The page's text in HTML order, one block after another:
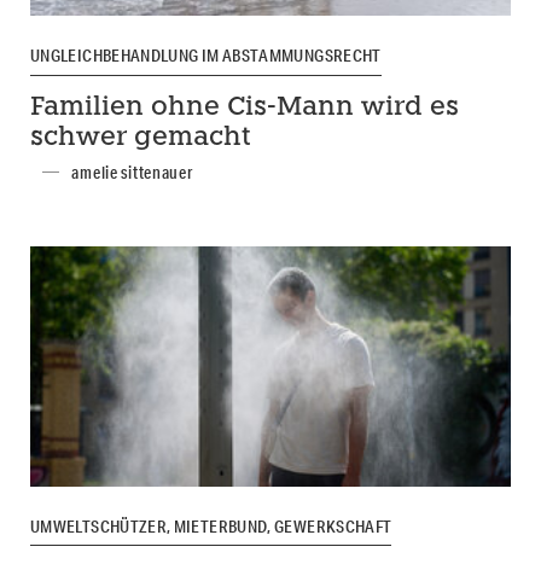
UNGLEICHBEHANDLUNG IM ABSTAMMUNGSRECHT
Familien ohne Cis-Mann wird es
schwer gemacht
amelie sittenauer
UMWELTSCHÜTZER, MIETERBUND, GEWERKSCHAFT